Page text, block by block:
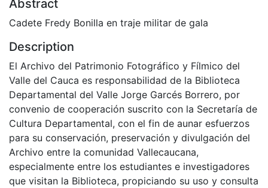
Abstract
Cadete Fredy Bonilla en traje militar de gala
Description
El Archivo del Patrimonio Fotográfico y Fílmico del
Valle del Cauca es responsabilidad de la Biblioteca
Departamental del Valle Jorge Garcés Borrero, por
convenio de cooperación suscrito con la Secretaría de
Cultura Departamental, con el fin de aunar esfuerzos
para su conservación, preservación y divulgación del
Archivo entre la comunidad Vallecaucana,
especialmente entre los estudiantes e investigadores
que visitan la Biblioteca, propiciando su uso y consulta